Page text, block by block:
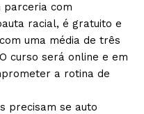
parceria com
racial, é gratuito e
uma média de três
curso será online e em
a rotina de
precisam se auto